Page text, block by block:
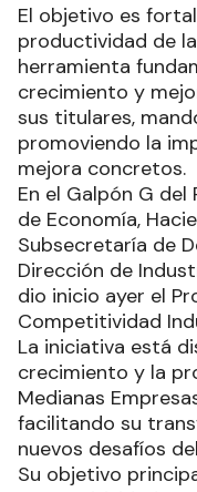
El objetivo es
productividad de
herramienta
crecimiento y
sus titulares,
promoviendo la
mejora concretos.
En el Galpón G
de Economía,
Subsecretaría de
Dirección de
dio inicio ayer el
Competitividad
La iniciativa está
crecimiento y la
Medianas
facilitando su
nuevos desafíos
Su objetivo